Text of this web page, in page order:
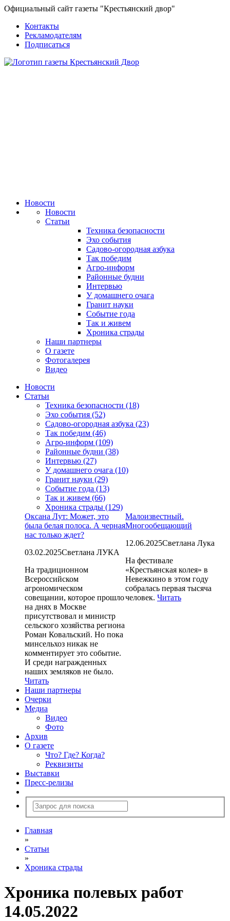
Официальный сайт газеты "Крестьянский двор"
Контакты
Рекламодателям
Подписаться
Новости
Новости
Статьи
Техника безопасности
Эхо события
Садово-огородная азбука
Так победим
Агро-информ
Районные будни
Интервью
У домашнего очага
Гранит науки
Событие года
Так и живем
Хроника страды
Наши партнеры
О газете
Фотогалерея
Видео
Новости
Статьи
Техника безопасности (18)
Эхо события (52)
Садово-огородная азбука (23)
Так победим (46)
Агро-информ (109)
Районные будни (38)
Интервью (27)
У домашнего очага (10)
Гранит науки (29)
Событие года (13)
Так и живем (66)
Хроника страды (129)
Малоизвестный.
Многообещающий
12.06.2025Светлана Лука
На фестивале
«Крестьянская колея» в
Невежкино в этом году
собралась первая тысяча
человек. Читать
Оксана Лут: Может, это
была белая полоса. А черная
нас только ждет?
03.02.2025Светлана ЛУКА
На традиционном
Всероссийском
агрономическом
совещании, которое прошло
на днях в Москве
присутствовал и министр
сельского хозяйства региона
Роман Ковальский. Но пока
минсельхоз никак не
комментирует это событие.
И среди награжденных
наших земляков не было.
Читать
Наши партнеры
Очерки
Медиа
Видео
Фото
Архив
О газете
Что? Где? Когда?
Реквизиты
Выставки
Пресс-релизы
Главная
»
Статьи
»
Хроника страды
Хроника полевых работ
14.05.2022